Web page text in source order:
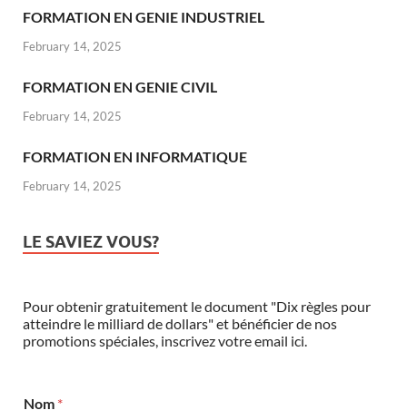
FORMATION EN GENIE INDUSTRIEL
February 14, 2025
FORMATION EN GENIE CIVIL
February 14, 2025
FORMATION EN INFORMATIQUE
February 14, 2025
LE SAVIEZ VOUS?
Pour obtenir gratuitement le document "Dix règles pour
atteindre le milliard de dollars" et bénéficier de nos
promotions spéciales, inscrivez votre email ici.
Nom *